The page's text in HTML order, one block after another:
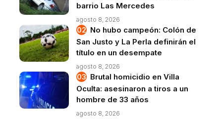
barrio Las Mercedes
agosto 8, 2026
No hubo campeón: Colón de
San Justo y La Perla definirán el
título en un desempate
agosto 8, 2026
Brutal homicidio en Villa
Oculta: asesinaron a tiros a un
hombre de 33 años
agosto 8, 2026